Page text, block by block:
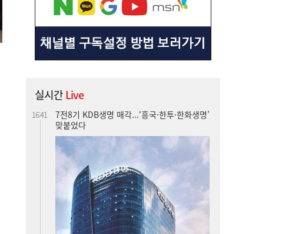
실시간Live
16:39
“전쟁 곧 끝난다”는데…호르무즈에 발목 잡
힌 트럼프 [이슈+]